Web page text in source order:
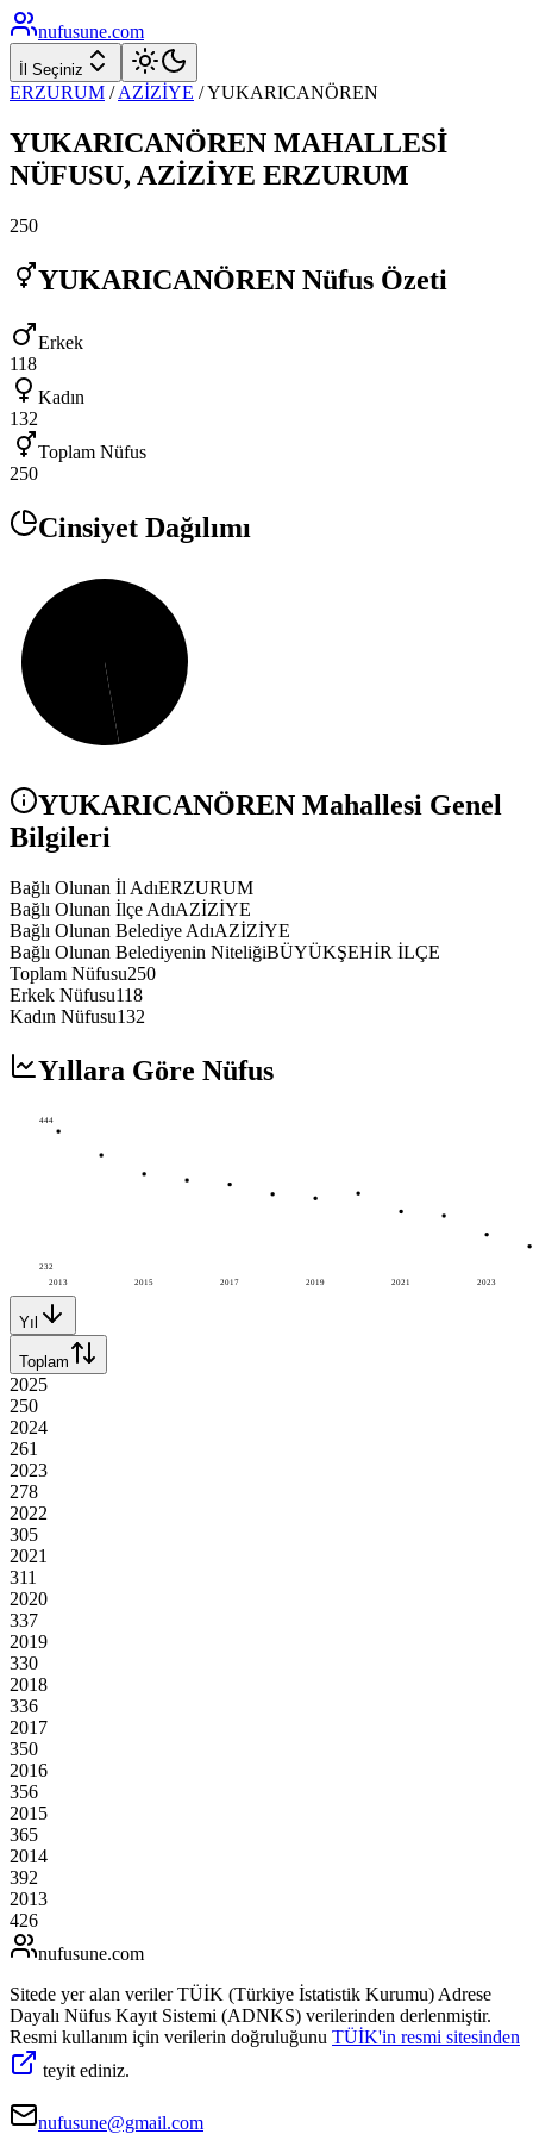
nufusune.com
İl Seçiniz
ERZURUM / AZİZİYE /YUKARICANÖREN
YUKARICANÖREN MAHALLESİ
NÜFUSU, AZİZİYE ERZURUM
250
YUKARICANÖREN Nüfus Özeti
Erkek
118
Kadın
132
Toplam Nüfus
250
Cinsiyet Dağılımı
YUKARICANÖREN Mahallesi Genel
Bilgileri
Bağlı Olunan İl AdıERZURUM
Bağlı Olunan İlçe AdıAZİZİYE
Bağlı Olunan Belediye AdıAZİZİYE
Bağlı Olunan Belediyenin NiteliğiBÜYÜKŞEHİR İLÇE
Toplam Nüfusu250
Erkek Nüfusu118
Kadın Nüfusu132
Yıllara Göre Nüfus
2013 2015 2017 2019 2021 2023
444
232
Yıl
Toplam
2025
250
2024
261
2023
278
2022
305
2021
311
2020
337
2019
330
2018
336
2017
350
2016
356
2015
365
2014
392
2013
426
nufusune.com
Sitede yer alan veriler TÜİK (Türkiye İstatistik Kurumu) Adrese
Dayalı Nüfus Kayıt Sistemi (ADNKS) verilerinden derlenmiştir.
Resmi kullanım için verilerin doğruluğunu TÜİK'in resmi sitesinden
teyit ediniz.
nufusune@gmail.com